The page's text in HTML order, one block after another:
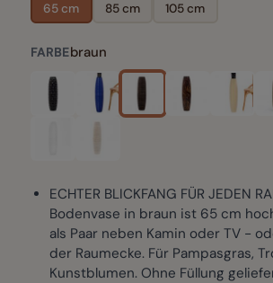
65 cm 85 cm 105 cm
FARBEbraun
ECHTER BLICKFANG FÜR JEDEN
Bodenvase in braun ist 65 cm
als Paar neben Kamin oder TV -
der Raumecke. Für Pampasgras,
Kunstblumen. Ohne Füllung